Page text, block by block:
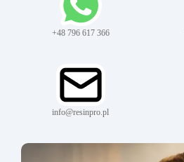
+48 796 617 366
info@resinpro.pl